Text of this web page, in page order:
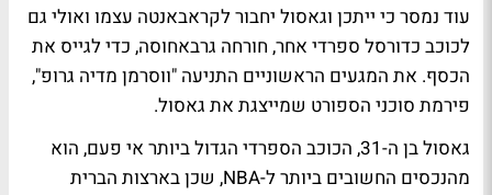
עוד נמסר כי ייתכן וגאסול יחבור לקראבאנטה עצמו ואולי גם
לכוכב כדורסל ספרדי אחר, חורחה גרבאחוסה, כדי לגייס את
הכסף. את המגעים הראשוניים התניעה "ווסרמן מדיה גרופ",
פירמת סוכני הספורט שמייצגת את גאסול.
גאסול בן ה-31, הכוכב הספרדי הגדול ביותר אי פעם, הוא
מהנכסים החשובים ביותר ל-NBA, שכן בארצות הברית